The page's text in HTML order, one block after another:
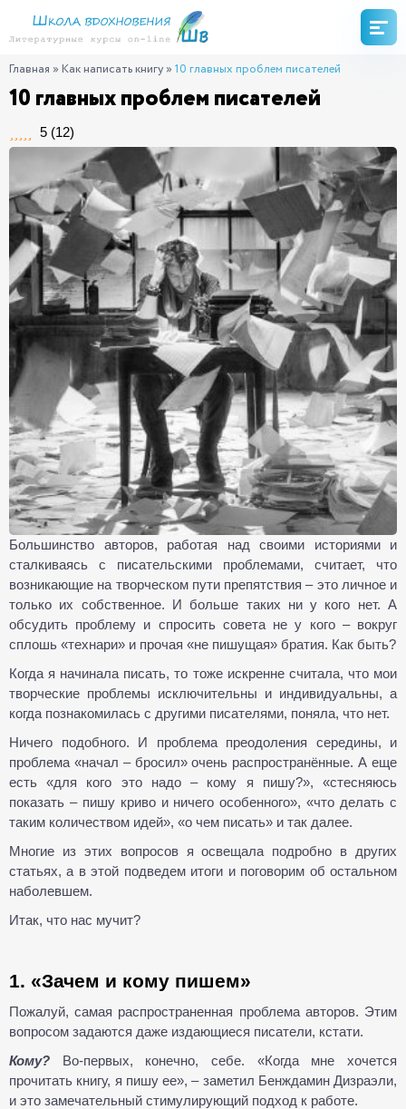
Главная » Как написать книгу » 10 главных проблем писателей
10 главных проблем писателей
5 (12)
Большинство авторов, работая над своими историями и
сталкиваясь с писательскими проблемами, считает, что
возникающие на творческом пути препятствия – это личное и
только их собственное. И больше таких ни у кого нет. А
обсудить проблему и спросить совета не у кого – вокруг
сплошь «технари» и прочая «не пишущая» братия. Как быть?
Когда я начинала писать, то тоже искренне считала, что мои
творческие проблемы исключительны и индивидуальны, а
когда познакомилась с другими писателями, поняла, что нет.
Ничего подобного. И проблема преодоления середины, и
проблема «начал – бросил» очень распространённые. А еще
есть «для кого это надо – кому я пишу?», «стесняюсь
показать – пишу криво и ничего особенного», «что делать с
таким количеством идей», «о чем писать» и так далее.
Многие из этих вопросов я освещала подробно в других
статьях, а в этой подведем итоги и поговорим об остальном
наболевшем.
Итак, что нас мучит?
1. «Зачем и кому пишем»
Пожалуй, самая распространенная проблема авторов. Этим
вопросом задаются даже издающиеся писатели, кстати.
Кому? Во-первых, конечно, себе. «Когда мне хочется
прочитать книгу, я пишу ее», – заметил Бенждамин Дизраэли,
и это замечательный стимулирующий подход к работе.